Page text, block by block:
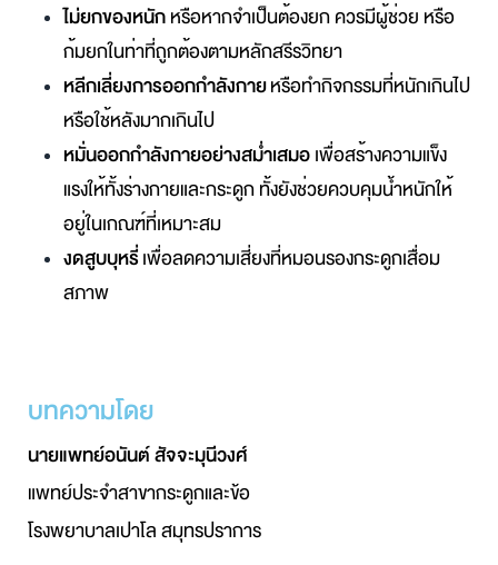
ไม่ยกของหนักหรือหากจำเป็นต้องยก ควรมีผู้ช่วย หรือ
ก้มยกในท่าที่ถูกต้องตามหลักสรีรวิทยา
หลีกเลี่ยงการออกกำลังกายหรือทำกิจกรรมที่หนักเกินไป
หรือใช้หลังมากเกินไป
หมั่นออกกำลังกายอย่างสม่ำเสมอเพื่อสร้างความแข็ง
แรงให้ทั้งร่างกายและกระดูก ทั้งยังช่วยควบคุมน้ำหนักให้
อยู่ในเกณฑ์ที่เหมาะสม
งดสูบบุหรี่เพื่อลดความเสี่ยงทีหมอนรองกระดูกเสื่อม
สภาพ
บทความโดย
นายแพทย์อนันต์ สัจจะมุนีวงศ์
แพทย์ประจำสาขากระดูกและข้อ
โรงพยาบาลเปาโล สมุทรปราการ